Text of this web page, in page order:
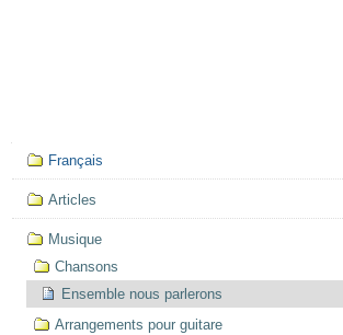
Mục
định
hướng
Français
Articles
Musique
Chansons
Ensemble nous parlerons
Arrangements pour guitare